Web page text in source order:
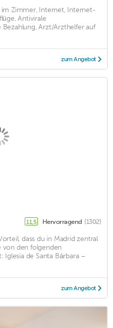
im Zimmer, Internet, Internet-
Antivirale
Arzt/Arzthelfer auf
zum Angebot
11,5 Hervorragend (1302)
dass du in Madrid zentral
von den folgenden
Iglesia de Santa Bárbara –
zum Angebot